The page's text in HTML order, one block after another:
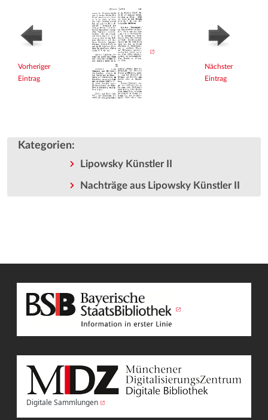
Vorheriger
Eintrag
Nächster
Eintrag
Kategorien:
Lipowsky Künstler II
Nachträge aus Lipowsky Künstler II
Digitale Sammlungen